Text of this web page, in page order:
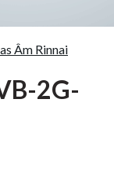
Âm Rinnai
2G-